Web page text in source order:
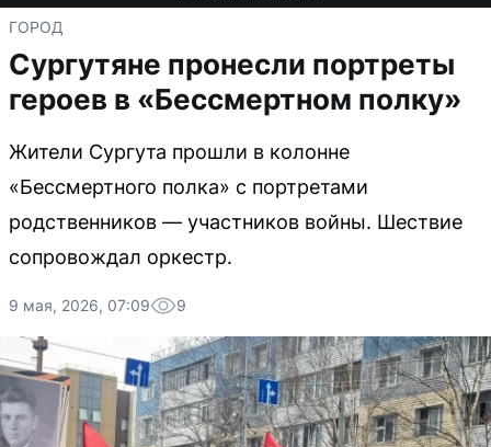
ГОРОД
Сургутяне пронесли портреты
героев в «Бессмертном полку»
Жители Сургута прошли в колонне
«Бессмертного полка» с портретами
родственников — участников войны. Шествие
сопровождал оркестр.
9 мая, 2026, 07:09 9